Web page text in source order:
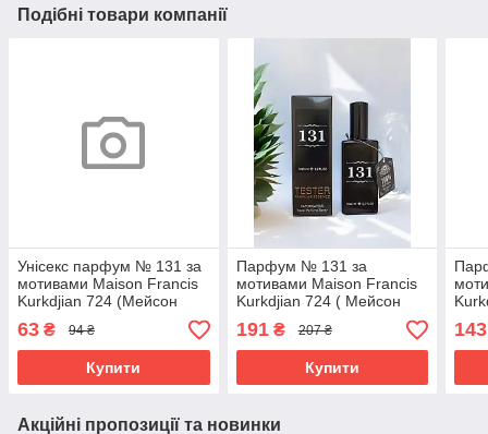
Подібні товари компанії
Унісекс парфум № 131 за
мотивами Maison Francis
Kurkdjian 724 (Мейсон
мл. ОПТ
63 ₴ 94 ₴
Купити
Парфум № 131 за
мотивами Maison Francis
Kurkdjian 724 ( Мейсон
МЛ
191₴ 207 ₴
Купити
65
143
Акційні пропозиції та новинки